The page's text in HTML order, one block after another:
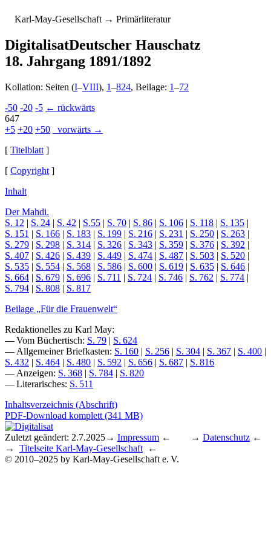
Karl-May-Gesellschaft → Primärliteratur
DigitalisatDeutscher Hauschatz
18. Jahrgang 1891/1892
Kollation: Seiten (I–VIII), 1–824, Beilage: 1–72
-50 -20 -5 ← rückwärts
647
+5 +20 +50
vorwärts →
[ Titelblatt ]
[ Copyright ]
Inhalt
Der Mahdi.
S. 12 | S. 24 | S. 42 | S.55 | S. 70 | S. 86 | S. 106 | S. 118 | S. 135 |
S. 151 | S. 166 | S. 183 | S. 199 | S. 216 | S. 231 | S. 250 | S. 263 |
S. 279 | S. 298 | S. 314 | S. 326 | S. 343 | S. 359 | S. 376 | S. 392 |
S. 407 | S. 426 | S. 439 | S. 449 | S. 474 | S. 487 | S. 503 | S. 520 |
S. 535 | S. 554 | S. 568 | S. 586 | S. 600 | S. 619 | S. 635 | S. 646 |
S. 664 | S. 679 | S. 696 | S. 711 | S. 724 | S. 746 | S. 762 | S. 774 |
S. 794 | S. 808 | S. 817
Beilage „Für die Frauenwelt“
Redaktionelles zu Karl May:
— Vom Büchertisch: S. 79 | S. 624
— Allgemeiner Briefkasten: S. 160 | S. 256 | S. 304 | S. 367 | S. 400 |
S. 432 | S. 464 | S. 480 | S. 592 | S. 656 | S. 687 | S. 816
— Anzeigen: S. 368 | S. 784 | S. 820
— Literarisches: S. 511
Inhaltsverzeichnis (Abschrift)
PDF-Download komplett (341 MB)
Zuletzt geändert: 2.7.2025→ Impressum ← → Datenschutz ←
→ Titelseite Karl-May-Gesellschaft ←
© 2010–2025 by Karl-May-Gesellschaft e. V.